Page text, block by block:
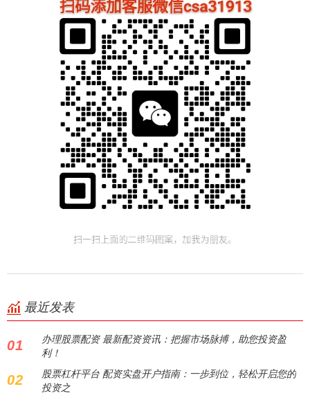
最近发表
01
办理股票配资 最新配资资讯：把握市场脉搏，助您投资盈
利！
02
股票杠杆平台 配资实盘开户指南：一步到位，轻松开启您的
投资之